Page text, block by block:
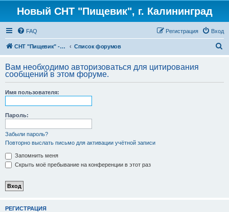
Новый СНТ "Пищевик", г. Калининград
FAQ Вход
Регистрация
СНТ "Пищевик" - возвращение на Главную страницу Список форумов
с
Вам необходимо авторизоваться для цитирования
сообщений в этом форуме.
Имя пользователя:
Пароль:
Забыли пароль?
Повторно выслать письмо для активации учётной записи
Запомнить меня
Скрыть моё пребывание на конференции в этот раз
РЕГИСТРАЦИЯ